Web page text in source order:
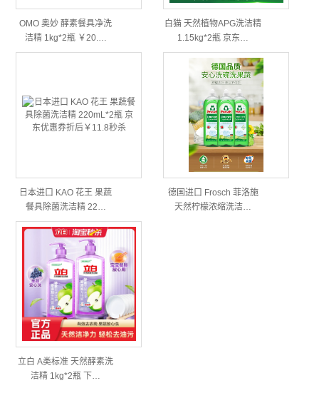
OMO 奥妙 酵素餐具净洗
洁精 1kg*2瓶 ￥20.…
白猫 天然植物APG洗洁精
1.15kg*2瓶 京东…
日本进口 KAO 花王 果蔬
餐具除菌洗洁精 22…
德国进口 Frosch 菲洛施
天然柠檬浓缩洗洁…
立白 A类标准 天然酵素洗
洁精 1kg*2瓶 下…